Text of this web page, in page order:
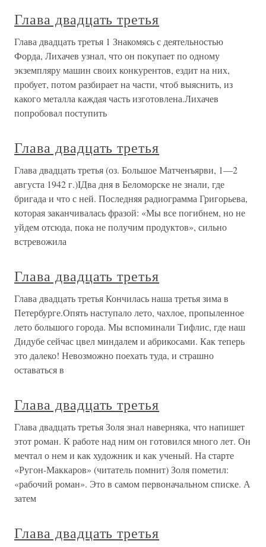
Глава двадцать третья
Глава двадцать третья 1 Знакомясь с деятельностью
Форда, Лихачев узнал, что он покупает по одному
экземпляру машин своих конкурентов, ездит на них,
пробует, потом разбирает на части, чтоб выяснить, из
какого металла каждая часть изготовлена.Лихачев
попробовал поступить
Глава двадцать третья
Глава двадцать третья (оз. Большое Матченъярви, 1—2
августа 1942 г.)IДва дня в Беломорске не знали, где
бригада и что с ней. Последняя радиограмма Григорьева,
которая заканчивалась фразой: «Мы все погибнем, но не
уйдем отсюда, пока не получим продуктов», сильно
встревожила
Глава двадцать третья
Глава двадцать третья Кончилась наша третья зима в
Петербурге.Опять наступало лето, чахлое, пропыленное
лето большого города. Мы вспоминали Тифлис, где наш
Дидубе сейчас цвел миндалем и абрикосами. Как теперь
это далеко! Невозможно поехать туда, и страшно
оставаться в
Глава двадцать третья
Глава двадцать третья Золя знал наверняка, что напишет
этот роман. К работе над ним он готовился много лет. Он
мечтал о нем и как художник и как ученый. На старте
«Ругон-Маккаров» (читатель помнит) Золя пометил:
«рабочий роман». Это в самом первоначальном списке. А
затем
Глава двадцать третья